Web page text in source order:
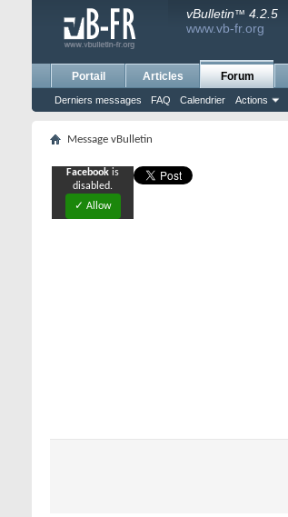
vBulletin™ 4.2.5
www.vb-fr.org
Portail Articles Forum
Derniers messages FAQ Calendrier Actions
Message vBulletin
Facebook is
disabled.
✓ Allow